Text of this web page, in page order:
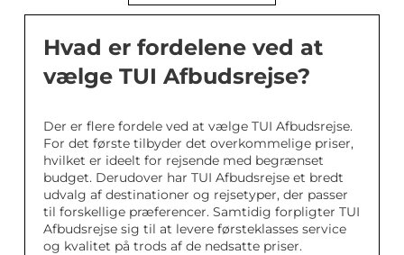
Hvad er fordelene ved at
vælge TUI Afbudsrejse?
Der er flere fordele ved at vælge TUI Afbudsrejse.
For det første tilbyder det overkommelige priser,
hvilket er ideelt for rejsende med begrænset
budget. Derudover har TUI Afbudsrejse et bredt
udvalg af destinationer og rejsetyper, der passer
til forskellige præferencer. Samtidig forpligter TUI
Afbudsrejse sig til at levere førsteklasses service
og kvalitet på trods af de nedsatte priser.